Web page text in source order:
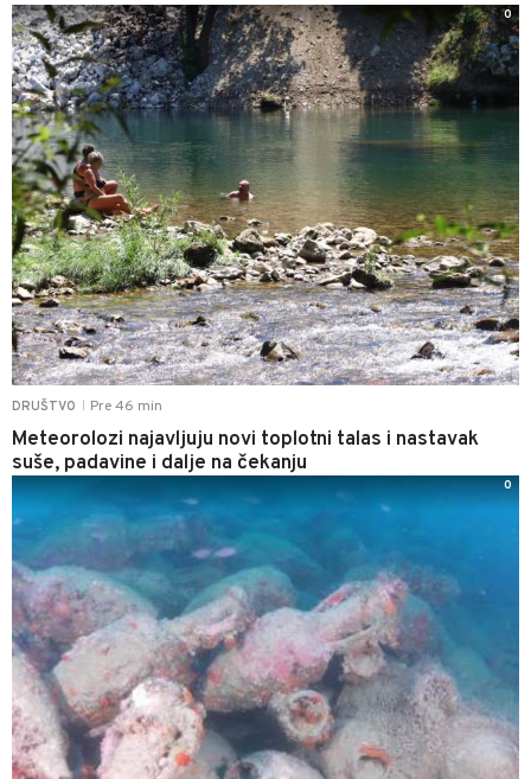
DRUŠTVO Pre 46 min
Meteorolozi najavljuju novi toplotni talas i nastavak
suše, padavine i dalje na čekanju
0
0